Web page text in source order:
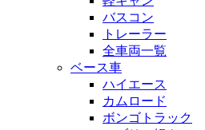
バスコン
トレーラー
全車両一覧
ベース車
ハイエース
カムロード
ボンゴトラック